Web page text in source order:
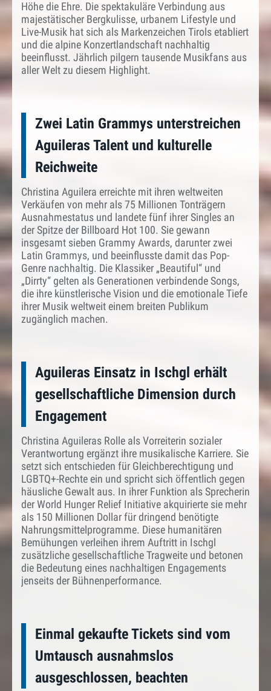
Höhe die Ehre. Die spektakuläre Verbindung aus
majestätischer Bergkulisse, urbanem Lifestyle und
Live-Musik hat sich als Markenzeichen Tirols etabliert
und die alpine Konzertlandschaft nachhaltig
beeinflusst. Jährlich pilgern tausende Musikfans aus
aller Welt zu diesem Highlight.
Zwei Latin Grammys unterstreichen
Aguileras Talent und kulturelle
Reichweite
Christina Aguilera erreichte mit ihren weltweiten
Verkäufen von mehr als 75 Millionen Tonträgern
Ausnahmestatus und landete fünf ihrer Singles an
der Spitze der Billboard Hot 100. Sie gewann
insgesamt sieben Grammy Awards, darunter zwei
Latin Grammys, und beeinflusste damit das Pop-
Genre nachhaltig. Die Klassiker „Beautiful“ und
„Dirrty“ gelten als Generationen verbindende Songs,
die ihre künstlerische Vision und die emotionale Tiefe
ihrer Musik weltweit einem breiten Publikum
zugänglich machen.
Aguileras Einsatz in Ischgl erhält
gesellschaftliche Dimension durch
Engagement
Christina Aguileras Rolle als Vorreiterin sozialer
Verantwortung ergänzt ihre musikalische Karriere. Sie
setzt sich entschieden für Gleichberechtigung und
LGBTQ+-Rechte ein und spricht sich öffentlich gegen
häusliche Gewalt aus. In ihrer Funktion als Sprecherin
der World Hunger Relief Initiative akquirierte sie mehr
als 150 Millionen Dollar für dringend benötigte
Nahrungsmittelprogramme. Diese humanitären
Bemühungen verleihen ihrem Auftritt in Ischgl
zusätzliche gesellschaftliche Tragweite und betonen
die Bedeutung eines nachhaltigen Engagements
jenseits der Bühnenperformance.
Einmal gekaufte Tickets sind vom
Umtausch ausnahmslos
ausgeschlossen, beachten